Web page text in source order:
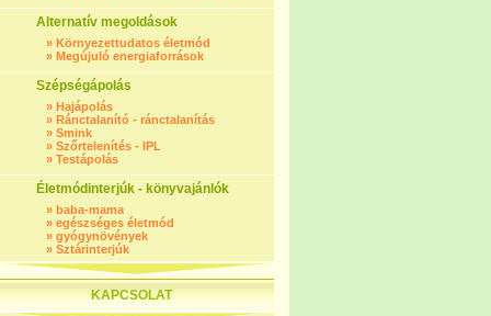
Alternatív megoldások
» Környezettudatos életmód
» Megújuló energiaforrások
Szépségápolás
» Hajápolás
» Ránctalanító - ránctalanítás
» Smink
» Szőrtelenítés - IPL
» Testápolás
Életmódinterjúk - könyvajánlók
» baba-mama
» egészséges életmód
» gyógynövények
» Sztárinterjúk
KAPCSOLAT